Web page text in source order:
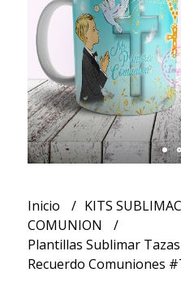
Inicio KITS
COMUNION
Plantillas Sublimar
Recuerdo Comuniones